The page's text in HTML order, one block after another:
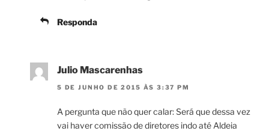
Responda
Julio Mascarenhas
5 DE JUNHO DE 2015 ÀS 3:37 PM
A pergunta que não quer calar: Será que dessa vez
vai haver comissão de diretores indo até Aldeia